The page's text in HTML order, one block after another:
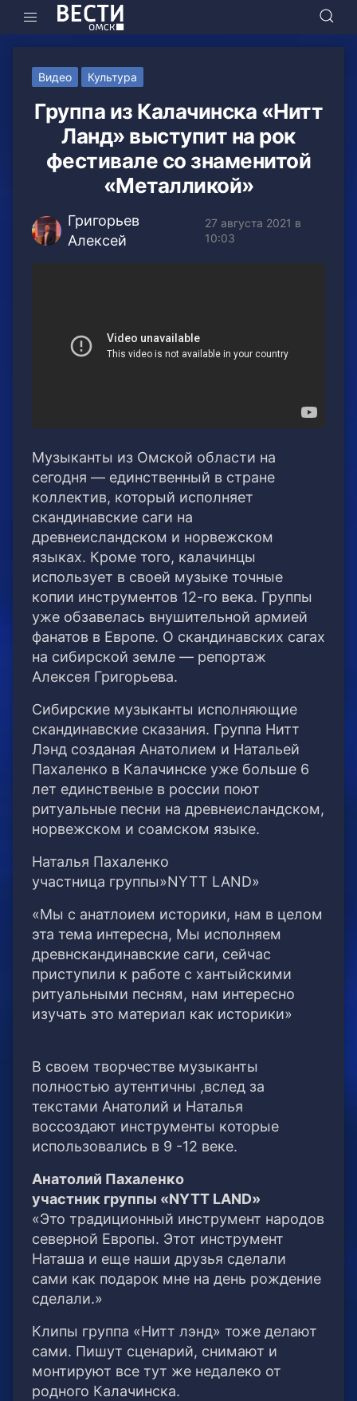
Видео Культура
Группа из Калачинска «Нитт
Ланд» выступит на рок
фестивале со знаменитой
«Металликой»
Григорьев
Алексей
27 августа 2021 в
10:03
Музыканты из Омской области на
сегодня — единственный в стране
коллектив, который исполняет
скандинавские саги на
древнеисландском и норвежском
языках. Кроме того, калачинцы
использует в своей музыке точные
копии инструментов 12-го века. Группы
уже обзавелась внушительной армией
фанатов в Европе. О скандинавских сагах
на сибирской земле — репортаж
Алексея Григорьева.
Сибирские музыканты исполняющие
скандинавские сказания. Группа Нитт
Лэнд созданая Анатолием и Натальей
Пахаленко в Калачинске уже больше 6
лет единственые в россии поют
ритуальные песни на древнеисландском,
норвежском и соамском языке.
Наталья Пахаленко
участница группы»NYTT LAND»
«Мы с анатлоием историки, нам в целом
эта тема интересна, Мы исполняем
древнскандинавские саги, сейчас
приступили к работе с хантыйскими
ритуальными песням, нам интересно
изучать это материал как историки»
В своем творчестве музыканты
полностью аутентичны ,вслед за
текстами Анатолий и Наталья
воссоздают инструменты которые
использовались в 9 -12 веке.
Анатолий Пахаленко
участник группы «NYTT LAND»
«Это традиционный инструмент народов
северной Европы. Этот инструмент
Наташа и еще наши друзья сделали
сами как подарок мне на день рождение
сделали.»
Клипы группа «Нитт лэнд» тоже делают
сами. Пишут сценарий, снимают и
монтируют все тут же недалеко от
родного Калачинска.